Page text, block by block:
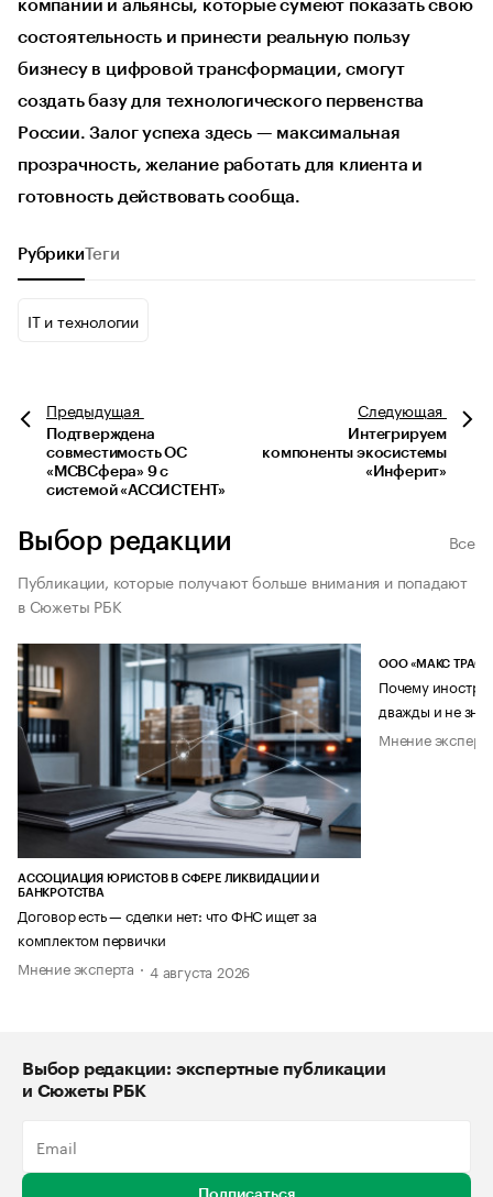
компании и альянсы, которые сумеют показать свою
состоятельность и принести реальную пользу
бизнесу в цифровой трансформации, смогут
создать базу для технологического первенства
России. Залог успеха здесь — максимальная
прозрачность, желание работать для клиента и
готовность действовать сообща.
Рубрики Теги
IT и технологии
Предыдущая
Подтверждена
совместимость ОС
«МСВСфера» 9 с
системой «АССИСТЕНТ»
Следующая
Интегрируем
компоненты экосистемы
«Инферит»
Выбор редакции
Все
Публикации, которые получают больше внимания и попадают
в Сюжеты РБК
АССОЦИАЦИЯ ЮРИСТОВ В СФЕРЕ ЛИКВИДАЦИИ И
БАНКРОТСТВА
Договор есть — сделки нет: что ФНС ищет за
комплектом первички
Мнение эксперта
4 августа 2026
ООО «МАКС ТРАСТ»
Почему
дважды и не
Мнение
Выбор редакции: экспертные публикации
и Сюжеты РБК